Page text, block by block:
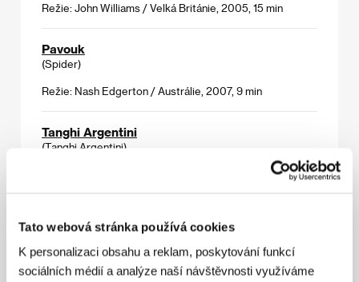
Tato webová stránka používá cookies
K personalizaci obsahu a reklam, poskytování funkcí
sociálních médií a analýze naší návštěvnosti využíváme
Režie: John Williams / Velká Británie, 2005, 15 min
Pavouk
(Spider)
Režie: Nash Edgerton / Austrálie, 2007, 9 min
Tanghi Argentini
(Tanghi Argentini)
(Tony Zoreil)
Režie: Valentin Potier / Francie, 2007, 20 min